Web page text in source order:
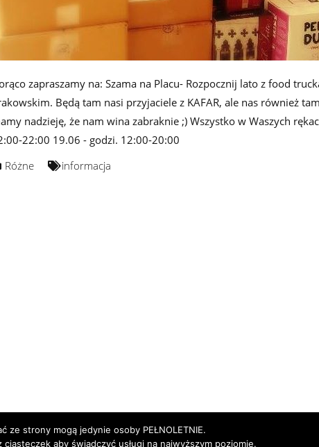
zapraszamy na: Szama na Placu- Rozpocznij lato z food
Będą tam nasi przyjaciele z KAFAR, ale nas również
nadzieję, że nam wina zabraknie ;) Wszystko w Waszych
22:00 19.06 - godzi. 12:00-20:00
Różne
informacja
Godziny pracy Nasze alkohole Nasz Zespół
ze strony mogą jedynie osoby PEŁNOLETNIE.
ciasteczek aby świadczyć usługi na najwyższym poziomie.